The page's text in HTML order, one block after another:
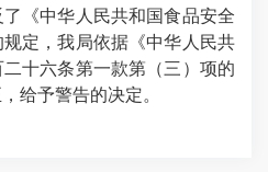
《中华人民共和国食品安全
定，我局依据《中华人民共
十六条第一款第（三）项的
给予警告的决定。